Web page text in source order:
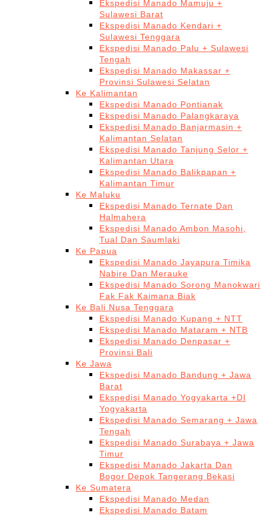
Ekspedisi Manado Mamuju +
Sulawesi Barat
Ekspedisi Manado Kendari +
Sulawesi Tenggara
Ekspedisi Manado Palu + Sulawesi
Tengah
Ekspedisi Manado Makassar +
Provinsi Sulawesi Selatan
Ke Kalimantan
Ekspedisi Manado Pontianak
Ekspedisi Manado Palangkaraya
Ekspedisi Manado Banjarmasin +
Kalimantan Selatan
Ekspedisi Manado Tanjung Selor +
Kalimantan Utara
Ekspedisi Manado Balikpapan +
Kalimantan Timur
Ke Maluku
Ekspedisi Manado Ternate Dan
Halmahera
Ekspedisi Manado Ambon Masohi,
Tual Dan Saumlaki
Ke Papua
Ekspedisi Manado Jayapura Timika
Nabire Dan Merauke
Ekspedisi Manado Sorong Manokwari
Fak Fak Kaimana Biak
Ke Bali Nusa Tenggara
Ekspedisi Manado Kupang + NTT
Ekspedisi Manado Mataram + NTB
Ekspedisi Manado Denpasar +
Provinsi Bali
Ke Jawa
Ekspedisi Manado Bandung + Jawa
Barat
Ekspedisi Manado Yogyakarta +DI
Yogyakarta
Ekspedisi Manado Semarang + Jawa
Tengah
Ekspedisi Manado Surabaya + Jawa
Timur
Ekspedisi Manado Jakarta Dan
Bogor Depok Tangerang Bekasi
Ke Sumatera
Ekspedisi Manado Medan
Ekspedisi Manado Batam